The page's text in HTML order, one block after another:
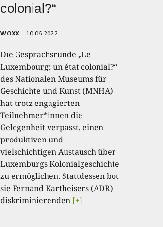
colonial?“
WOXX 10.06.2022
Die Gesprächsrunde „Le
Luxembourg: un état colonial?“
des Nationalen Museums für
Geschichte und Kunst (MNHA)
hat trotz engagierten
Teilnehmer*innen die
Gelegenheit verpasst, einen
produktiven und
vielschichtigen Austausch über
Luxemburgs Kolonialgeschichte
zu ermöglichen. Stattdessen bot
sie Fernand Kartheisers (ADR)
diskriminierenden [+]